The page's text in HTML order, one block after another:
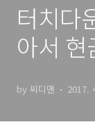
터치다
아서
by 씨디맨 2017.